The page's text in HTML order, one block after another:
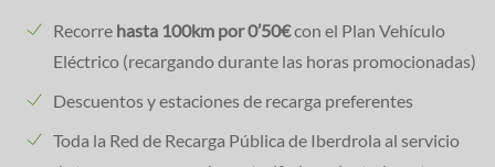
Recorre hasta 100km por 0’50€con el Plan Vehículo
Eléctrico (recargando durante las horas promocionadas)
Descuentos y estaciones de recarga preferentes
Toda la Red de Recarga Pública de Iberdrola al servicio